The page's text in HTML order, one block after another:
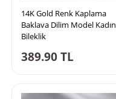
14K Gold Renk Kaplama
Baklava Dilim Model Kadın
Bileklik
389.90TL